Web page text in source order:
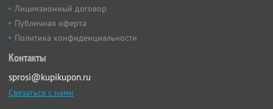
Лицензионный договор
Публичная оферта
Политика конфиденциальности
Контакты
sprosi@kupikupon.ru
Связаться с нами